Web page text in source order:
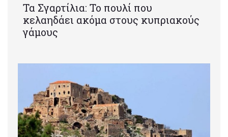
Τα Σγαρτίλια: Το πουλί που
κελαηδάει ακόμα στους κυπριακούς
γάμους